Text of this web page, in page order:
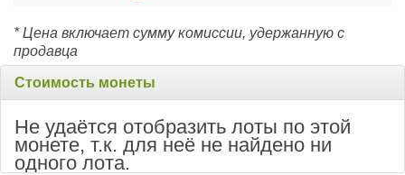
* Цена включает сумму комиссии, удержанную с
продавца
Стоимость монеты
Не удаётся отобразить лоты по этой
монете, т.к. для неё не найдено ни
одного лота.